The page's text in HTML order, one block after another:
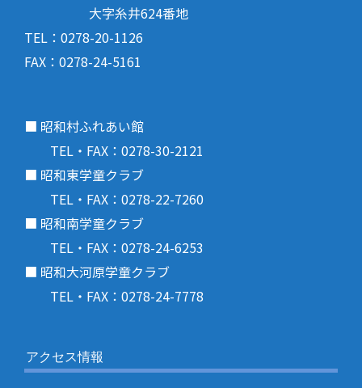
大字糸井624番地
TEL：0278-20-1126
FAX：0278-24-5161
■ 昭和村ふれあい館
TEL・FAX：0278-30-2121
■ 昭和東学童クラブ
TEL・FAX：0278-22-7260
■ 昭和南学童クラブ
TEL・FAX：0278-24-6253
■ 昭和大河原学童クラブ
TEL・FAX：0278-24-7778
アクセス情報